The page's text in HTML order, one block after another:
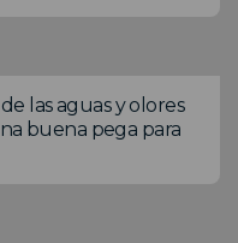
las aguas y olores
buena pega para